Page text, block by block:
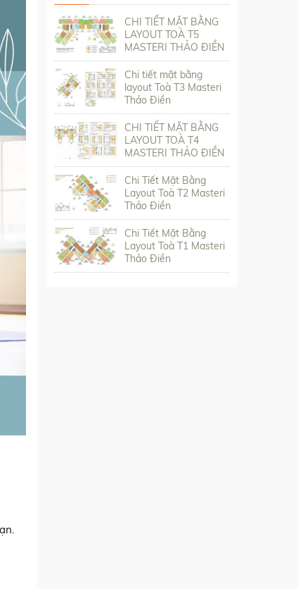
CHI TIẾT MẶT BẰNG
LAYOUT TOÀ T5
MASTERI THẢO ĐIỀN
Chi tiết mặt bằng
layout Toà T3 Masteri
Thảo Điền
CHI TIẾT MẶT BẰNG
LAYOUT TOÀ T4
MASTERI THẢO ĐIỀN
Chi Tiết Mặt Bằng
Layout Toà T2 Masteri
Thảo Điền
Chi Tiết Mặt Bằng
Layout Toà T1 Masteri
Thảo Điền